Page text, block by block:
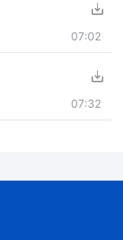
07:02
07:32